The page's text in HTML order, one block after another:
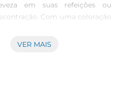
em suas refeições ou
Com uma coloração
pratos leves, como saladas,
VER MAIS